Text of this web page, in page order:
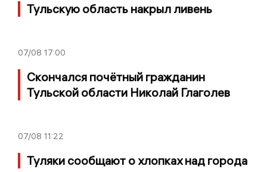
Тульскую область накрыл ливень
07/08 17:00
Скончался почётный гражданин
Тульской области Николай Глаголев
07/08 11:22
Туляки сообщают о хлопках над города